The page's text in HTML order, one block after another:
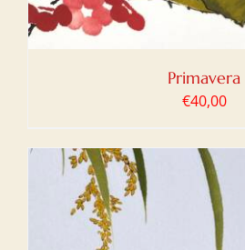
Primavera
€40,00